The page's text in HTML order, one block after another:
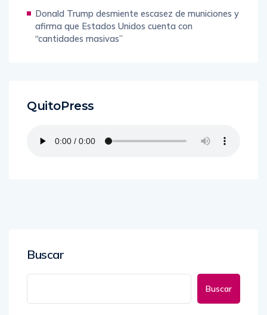
Donald Trump desmiente escasez de municiones y
afirma que Estados Unidos cuenta con
“cantidades masivas”
QuitoPress
Buscar
Buscar